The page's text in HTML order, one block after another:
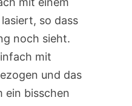
so dass
noch sieht.
mit
und das
ein bisschen